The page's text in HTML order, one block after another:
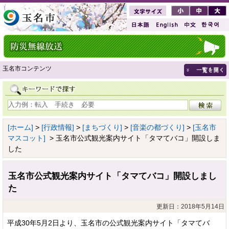
玉名市コンテンツ
[ホーム] > [行政情報] > [まちづくり] > [音楽の都づくり] > [玉名市
マスコット] > 玉名市公式観光案内サイト「タマてバコ」開設しま
した
玉名市公式観光案内サイト「タマてバコ」開設しまし
た
更新日：2018年5月14日
平成30年5月2日より、玉名市の公式観光案内サイト「タマてバ